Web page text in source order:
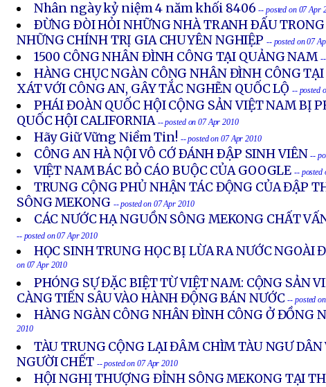
Nhân ngày kỷ niệm 4 năm khối 8406 -- posted on 07 Apr
ÐỪNG ÐÒI HỎI NHỮNG NHÀ TRANH ÐẤU
NHỮNG CHÍNH TRỊ GIA CHUYÊN NGHIỆP -- posted on 07
1500 CÔNG NHÂN ĐÌNH CÔNG TẠI QUẢNG NAM
HÀNG CHỤC NGÀN CÔNG NHÂN ĐÌNH CÔNG
XÁT VỚI CÔNG AN, GÂY TẮC NGHẼN QUỐC LỘ -- posted
PHÁI ĐOÀN QUỐC HỘI CỘNG SẢN VIỆT NAM BỊ
QUỐC HỘI CALIFORNIA -- posted on 07 Apr 2010
Hãy Giữ Vững Niềm Tin! -- posted on 07 Apr 2010
CÔNG AN HÀ NỘI VÔ CỚ ÐÁNH ÐẬP SINH VIÊN --
VIỆT NAM BÁC BỎ CÁO BUỘC CỦA GOOGLE -- posted
TRUNG CỘNG PHỦ NHẬN TÁC ĐỘNG CỦA ĐẬP
SÔNG MEKONG -- posted on 07 Apr 2010
CÁC NƯỚC HẠ NGUỒN SÔNG MEKONG CHẤT
-- posted on 07 Apr 2010
HỌC SINH TRUNG HỌC BỊ LỪA RA NƯỚC NGOÀI
on 07 Apr 2010
PHÓNG SỰ ĐẶC BIỆT TỪ VIỆT NAM: CỘNG SẢN
CÀNG TIẾN SÂU VÀO HÀNH ĐỘNG BÁN NƯỚC -- posted
HÀNG NGÀN CÔNG NHÂN ĐÌNH CÔNG Ở ĐỒNG
2010
TÀU TRUNG CỘNG LẠI ĐÂM CHÌM TÀU NGƯ DÂN
NGƯỜI CHẾT -- posted on 07 Apr 2010
HỘI NGHỊ THƯỢNG ĐỈNH SÔNG MEKONG TẠI